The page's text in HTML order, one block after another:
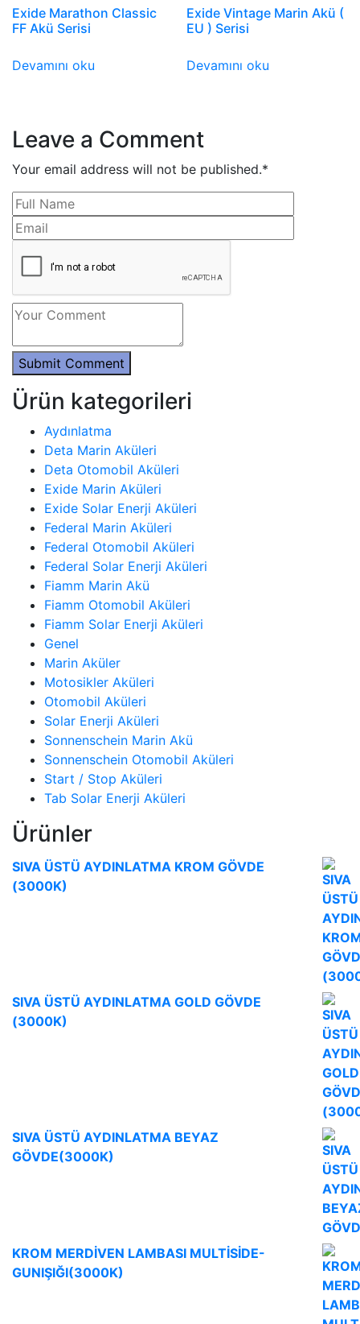
Exide Marathon Classic
FF Akü Serisi
Devamını oku
Exide Vintage Marin Akü (
EU ) Serisi
Devamını oku
Leave a Comment
Your email address will not be published.*
Submit Comment
Ürün kategorileri
Aydınlatma
Deta Marin Aküleri
Deta Otomobil Aküleri
Exide Marin Aküleri
Exide Solar Enerji Aküleri
Federal Marin Aküleri
Federal Otomobil Aküleri
Federal Solar Enerji Aküleri
Fiamm Marin Akü
Fiamm Otomobil Aküleri
Fiamm Solar Enerji Aküleri
Genel
Marin Aküler
Motosikler Aküleri
Otomobil Aküleri
Solar Enerji Aküleri
Sonnenschein Marin Akü
Sonnenschein Otomobil Aküleri
Start / Stop Aküleri
Tab Solar Enerji Aküleri
Ürünler
SIVA ÜSTÜ AYDINLATMA KROM GÖVDE
(3000K)
SIVA ÜSTÜ AYDINLATMA GOLD GÖVDE
(3000K)
SIVA ÜSTÜ AYDINLATMA BEYAZ
GÖVDE(3000K)
KROM MERDİVEN LAMBASI MULTİSİDE-
GUNIŞIĞI(3000K)